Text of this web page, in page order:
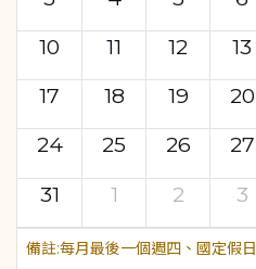
10
11 12 13
17
18 19 20
24
25 26 27
31
1 2 3
每月最後一個週四、國定假日